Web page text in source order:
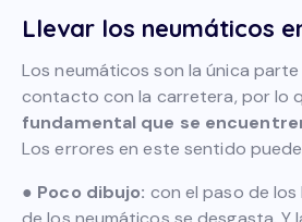
Llevar los neumáticos
Los neumáticos son la única
contacto con la carretera, por lo
fundamental que se
Los errores en este sentido
● Poco dibujo: con el paso de